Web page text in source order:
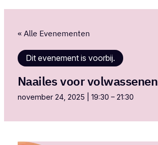
« Alle Evenementen
Dit evenement is voorbij.
Naailes voor volwassenen
november 24, 2025 | 19:30 – 21:30